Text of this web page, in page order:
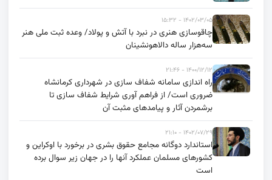
۱۴۰۲/۰۳/۰۵ - ۱۵:۳۲
چاقوسازی هنری در نبرد با آتش و پولاد/ وعده ثبت ملی هنر
سه‌هزار ساله دالاهونشینان
۱۴۰۰/۱۲/۱۲ - ۲۱:۴۶
راه اندازی سامانه شفاف سازی در شهرداری کرمانشاه
ضروری است/ از فراهم آوری شرایط شفاف سازی تا
برشمردن آثار و پیامدهای مثبت آن
۱۴۰۲/۰۷/۲۹ - ۲۱:۱۰
استاندارد دوگانه مجامع حقوق بشری در برخورد با اوکراین و
کشورهای مسلمان عملکرد آنها را در جهان زیر سوال برده
است